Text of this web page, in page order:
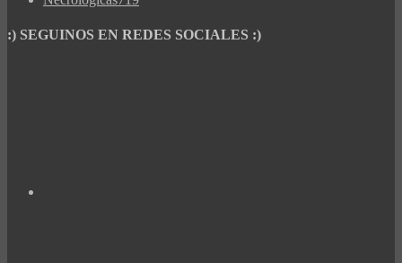
:) SEGUINOS EN REDES SOCIALES :)